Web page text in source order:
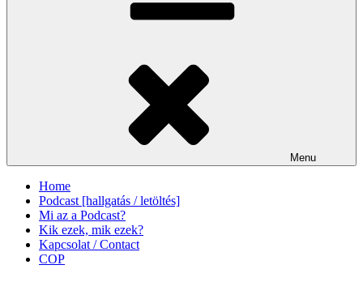
Menu
Home
Podcast [hallgatás / letöltés]
Mi az a Podcast?
Kik ezek, mik ezek?
Kapcsolat / Contact
COP